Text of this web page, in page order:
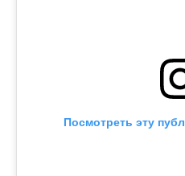
Посмотреть эту